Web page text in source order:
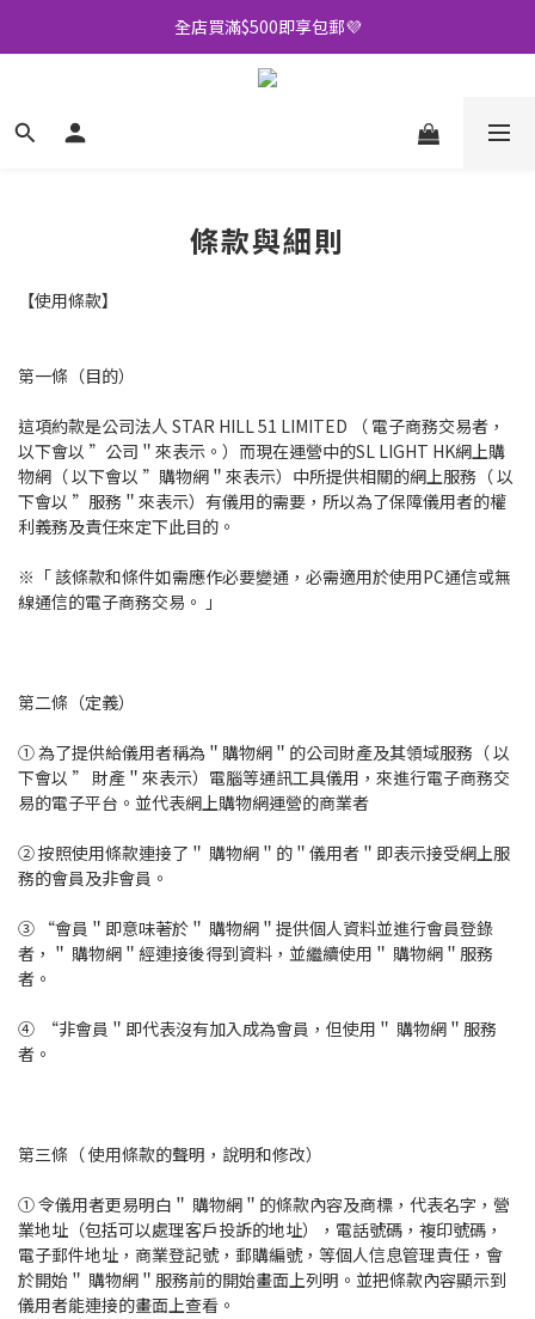
全店買滿$500即享包郵💜
加入會員可享多重優惠🫡
訂閱Whatsapp送你$20購物金🎁
條款與細則
【使用條款】
第一條（目的）
這項約款是公司法人 STAR HILL 51 LIMITED （ 電子商務交易者，
以下會以 ”公司＂來表示。）而現在運營中的SL LIGHT HK網上購
物網（ 以下會以 ”購物網＂來表示）中所提供相關的網上服務（ 以
下會以 ”服務＂來表示）有儀用的需要，所以為了保障儀用者的權
利義務及責任來定下此目的。
※「 該條款和條件如需應作必要變通，必需適用於使用PC通信或無
線通信的電子商務交易。 」
第二條（定義）
① 為了提供給儀用者稱為＂購物網＂的公司財產及其領域服務（ 以
下會以 ” 財產＂來表示）電腦等通訊工具儀用，來進行電子商務交
易的電子平台。並代表網上購物網運營的商業者
② 按照使用條款連接了＂ 購物網＂的＂儀用者＂即表示接受網上服
務的會員及非會員。
③ “會員＂即意味著於＂ 購物網＂提供個人資料並進行會員登錄
者，＂ 購物網＂經連接後得到資料，並繼續使用＂ 購物網＂服務
者。
④ “非會員＂即代表沒有加入成為會員，但使用＂ 購物網＂服務
者。
第三條（ 使用條款的聲明，說明和修改）
① 令儀用者更易明白＂ 購物網＂的條款內容及商標，代表名字，營
業地址（包括可以處理客戶投訴的地址），電話號碼，複印號碼，
電子郵件地址，商業登記號，郵購編號，等個人信息管理責任，會
於開始＂ 購物網＂服務前的開始畫面上列明。並把條款內容顯示到
儀用者能連接的畫面上查看。